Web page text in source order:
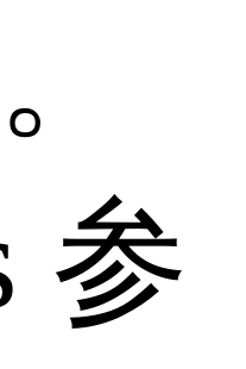
。
参